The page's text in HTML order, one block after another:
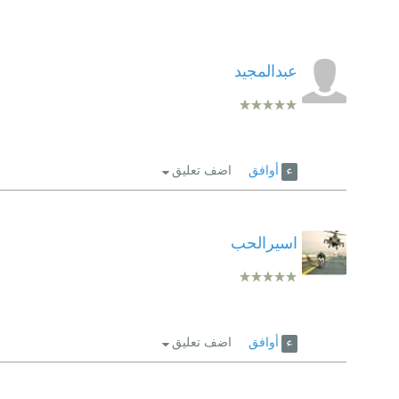
عبدالمجيد
أوافق اضف تعليق
اسيرالحب
أوافق اضف تعليق